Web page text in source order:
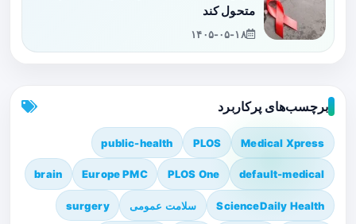
متحول کند
۱۴۰۵-۰۵-۱۸
برچسب‌های پرکاربرد
Medical Xpress
PLOS
public-health
default-medical
PLOS One
Europe PMC
brain
ScienceDaily Health سلامت عمومی surgery